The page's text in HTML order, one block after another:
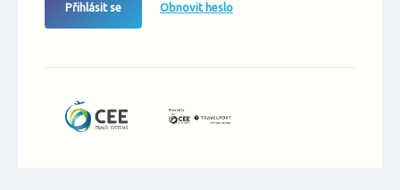
Přihlásit se Obnovit heslo